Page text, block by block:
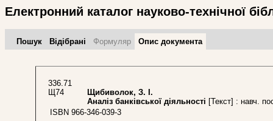
Електронний каталог науково-технічної
Пошук Відібрані Формуляр Опис документа
336.71
Щ74
Щибиволок, З. І.
Аналіз банківської діяльності [Текст] : навч.
ISBN 966-346-039-3